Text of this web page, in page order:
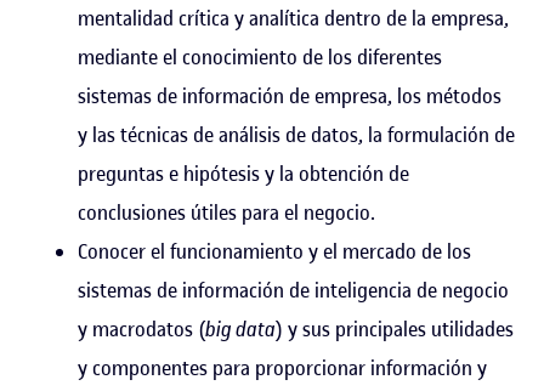
mentalidad crítica y analítica dentro de la empresa,
mediante el conocimiento de los diferentes
sistemas de información de empresa, los métodos
y las técnicas de análisis de datos, la formulación de
preguntas e hipótesis y la obtención de
conclusiones útiles para el negocio.
Conocer el funcionamiento y el mercado de los
sistemas de información de inteligencia de negocio
y macrodatos (big data) y sus principales utilidades
y componentes para proporcionar información y